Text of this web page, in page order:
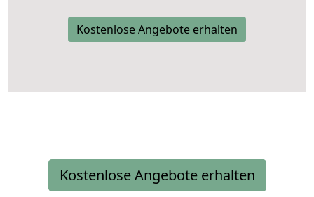
Kostenlose Angebote erhalten
Kostenlose Angebote erhalten